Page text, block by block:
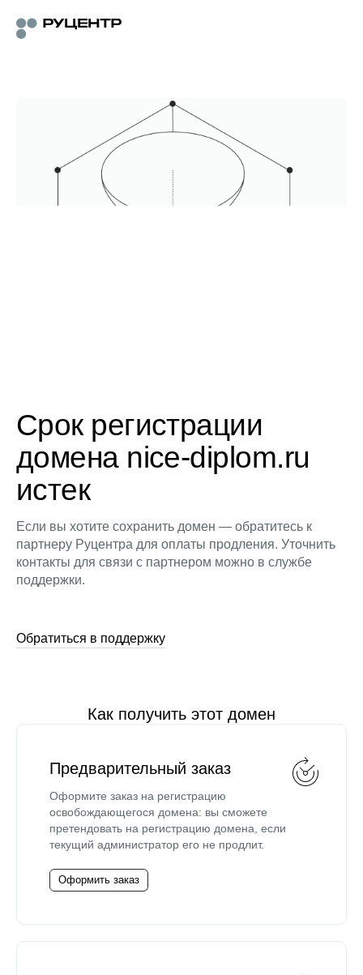
Срок регистрации
домена nice-diplom.ru
истек
Если вы хотите сохранить домен — обратитесь к
партнеру Руцентра для оплаты продления. Уточнить
контакты для связи с партнером можно в службе
поддержки.
Обратиться в поддержку
Как получить этот домен
Предварительный заказ
Оформите заказ на регистрацию
освобождающегося домена: вы сможете
претендовать на регистрацию домена, если
текущий администратор его не продлит.
Оформить заказ